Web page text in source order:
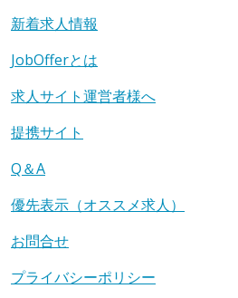
新着求人情報
JobOfferとは
求人サイト運営者様へ
提携サイト
Q＆A
優先表示（オススメ求人）
お問合せ
プライバシーポリシー